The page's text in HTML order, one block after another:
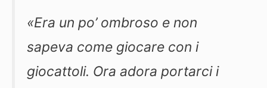
«Era un po’ ombroso e non
sapeva come giocare con i
giocattoli. Ora adora portarci i